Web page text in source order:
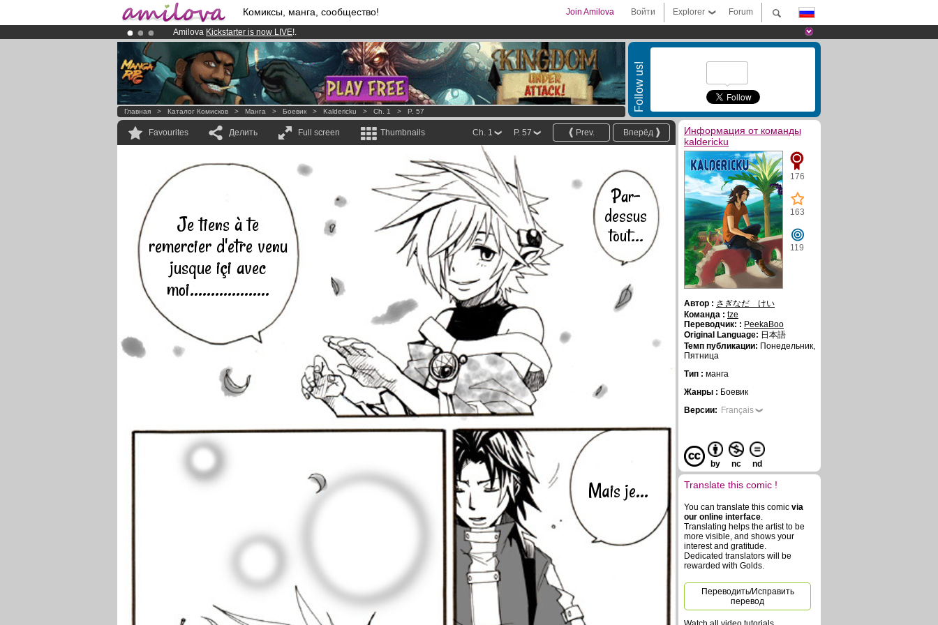
Комиксы, манга, сообщество! Forum
Explorer
Войти
Join Amilova
Amilova Kickstarter is now LIVE!.
Premium membership from3.95 eurosper month !Get membership now
Already 100000 membersand 1000 comics & mangas!.
Follow us!
Главная > Каталог Комисков > Манга > Боевик > Kaldericku > Ch. 1 > P. 57
Favourites Делить Full screen Thumbnails Вперёд
Prev.
P. 57
Ch. 1
Par-
dessus
tout...
Je tiens à te
remercier d'etre venu
jusque içi avec
moi...................
Mais je...
Информация от команды
kaldericku
176
163
119
Автор : さぎなだ けい
Команда : tze
Переводчик: : PeekaBoo
Original Language: 日本語
Темп публикации: Понедельник,
Пятница
Тип : манга
Жанры : Боевик
Версии: Français
by nc nd
Translate this comic !
You can translate this comic via
our online interface.
Translating helps the artist to be
more visible, and shows your
interest and gratitude.
Dedicated translators will be
rewarded with Golds.
Переводить/Исправить
перевод